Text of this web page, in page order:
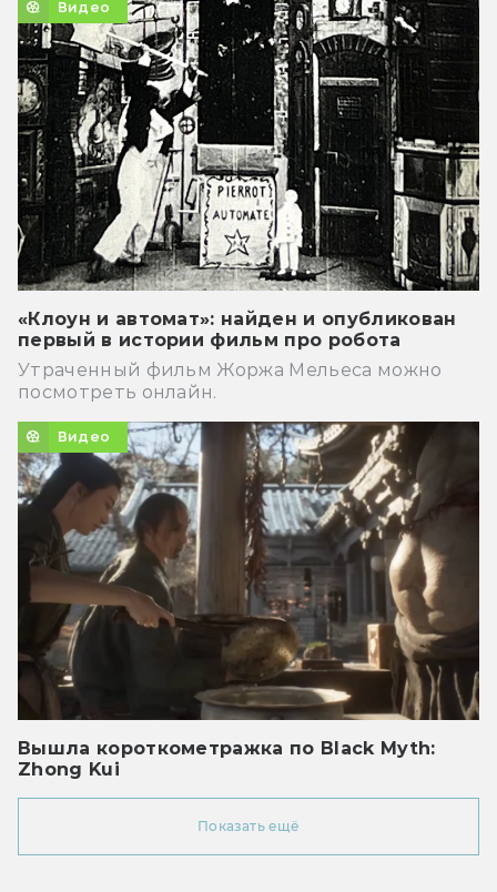
Видео
«Клоун и автомат»: найден и опубликован
первый в истории фильм про робота
Утраченный фильм Жоржа Мельеса можно
посмотреть онлайн.
Видео
Вышла короткометражка по Black Myth:
Zhong Kui
Показать ещё